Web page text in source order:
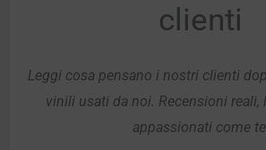
clienti
Leggi cosa pensano i nostri clienti
vinili usati da noi. Recensioni reali,
appassionati come